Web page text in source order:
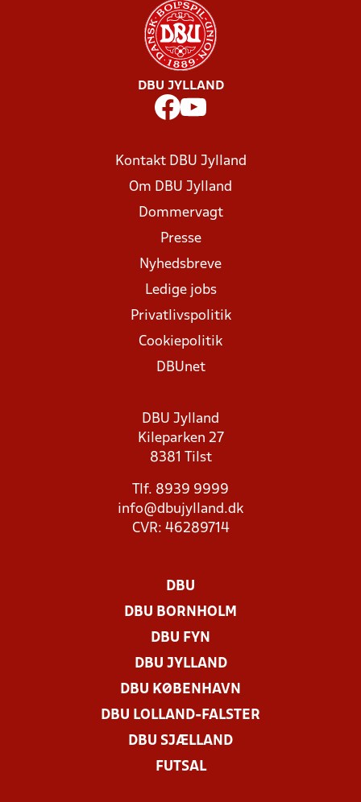
DBU JYLLAND
Kontakt DBU Jylland
Om DBU Jylland
Dommervagt
Presse
Nyhedsbreve
Ledige jobs
Privatlivspolitik
Cookiepolitik
DBUnet
DBU Jylland
Kileparken 27
8381 Tilst
Tlf. 8939 9999
info@dbujylland.dk
CVR: 46289714
DBU
DBU BORNHOLM
DBU FYN
DBU JYLLAND
DBU KØBENHAVN
DBU LOLLAND-FALSTER
DBU SJÆLLAND
FUTSAL